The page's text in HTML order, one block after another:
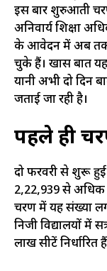
इस बार शुरुआती
अनिवार्य शिक्षा
के आवेदन में अब तक
चुके हैं। खास बात
यानी अभी दो दिन
जताई जा रही है।
पहले ही
दो फरवरी से शुरू हुई
2,22,939 से अधिक
चरण में यह संख्या
निजी विद्यालयों में
लाख सीटें निर्धारित